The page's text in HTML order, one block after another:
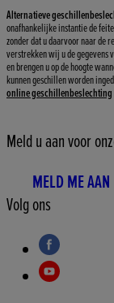
Alternatieve
onafhankelijke instantie de
zonder dat u daarvoor naar de
verstrekken wij u de gegevens
en brengen u op de hoogte
kunnen geschillen worden
online geschillenbeslechting
Meld u aan voor
MELD ME AAN
Volg ons